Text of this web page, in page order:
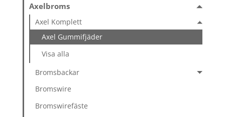
Axelbroms
Axel Komplett
Axel Gummifjäder
Visa alla
Bromsbackar
Bromswire
Bromswirefäste